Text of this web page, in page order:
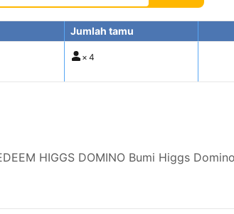
Jumlah tamu
× 4
HIGGS DOMINO Bumi Higgs